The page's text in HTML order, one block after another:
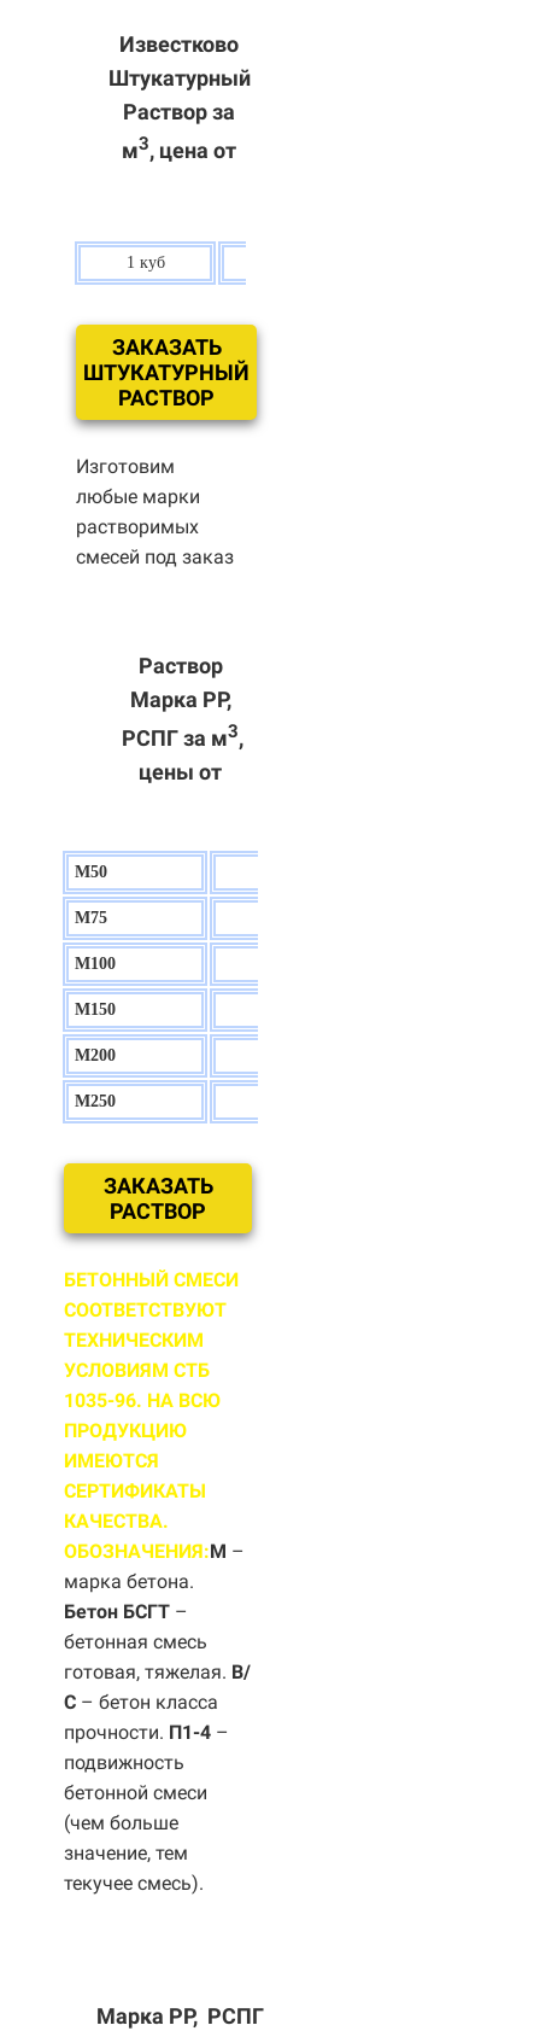
Известково
Штукатурный
Раствор за
м3, цена от
1 куб
ЗАКАЗАТЬ
ШТУКАТУРНЫЙ
РАСТВОР
Изготовим
любые марки
растворимых
смесей под заказ
Раствор
Марка РР,
РСПГ за м3,
цены от
М50
М75
М100
М150
М200
М250
ЗАКАЗАТЬ
РАСТВОР
БЕТОННЫЙ СМЕСИ
СООТВЕТСТВУЮТ
ТЕХНИЧЕСКИМ
УСЛОВИЯМ СТБ
1035-96. НА ВСЮ
ПРОДУКЦИЮ
ИМЕЮТСЯ
СЕРТИФИКАТЫ
КАЧЕСТВА.
ОБОЗНАЧЕНИЯ:М –
марка бетона.
Бетон БСГТ –
бетонная смесь
готовая, тяжелая. B/
С – бетон класса
прочности. П1-4 –
подвижность
бетонной смеси
(чем больше
значение, тем
текучее смесь).
Марка РР, РСПГ